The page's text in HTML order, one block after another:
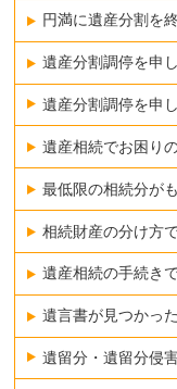
円満に遺産分割を
遺産分割調停を申
遺産分割調停を申
遺産相続でお困り
最低限の相続分が
相続財産の分け方
遺産相続の手続き
遺言書が見つかっ
遺留分・遺留分侵